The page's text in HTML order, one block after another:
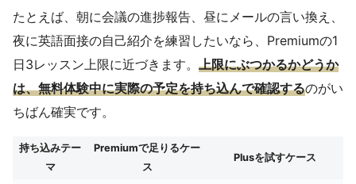
たとえば、朝に会議の進捗報告、昼にメールの言い換え、
夜に英語面接の自己紹介を練習したいなら、Premiumの1
日3レッスン上限に近づきます。 上限にぶつかるかどうか
は、無料体験中に実際の予定を持ち込んで確認するのがい
ちばん確実です。
持ち込みテー
マ
Premiumで足りるケー
ス
Plusを試すケース